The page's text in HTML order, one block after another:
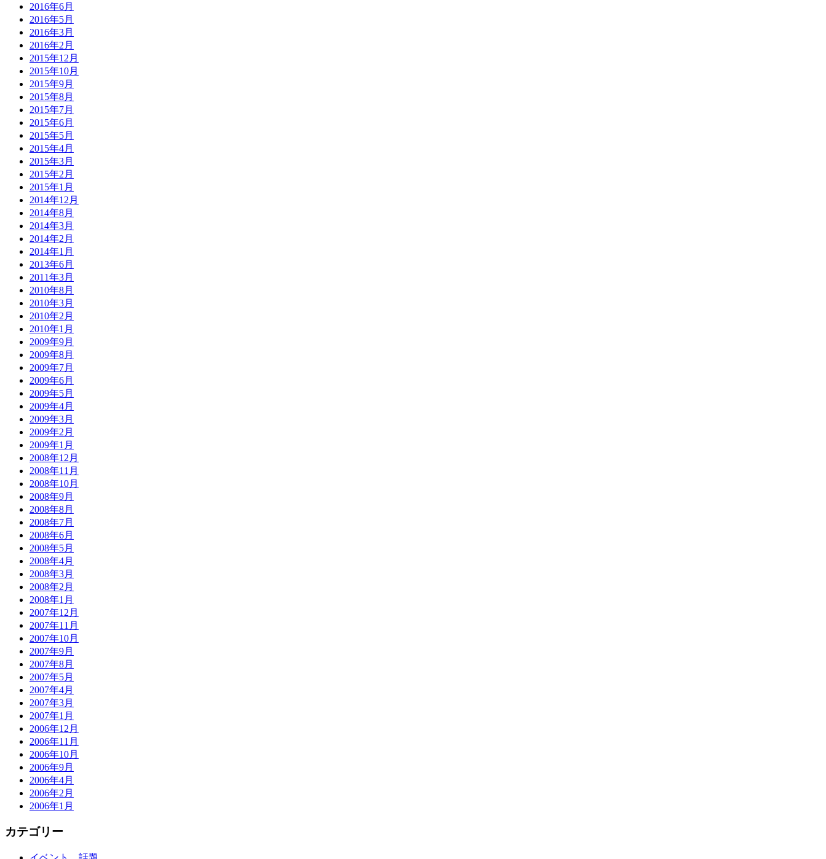
2016年6月
2016年5月
2016年3月
2016年2月
2015年12月
2015年10月
2015年9月
2015年8月
2015年7月
2015年6月
2015年5月
2015年4月
2015年3月
2015年2月
2015年1月
2014年12月
2014年8月
2014年3月
2014年2月
2014年1月
2013年6月
2011年3月
2010年8月
2010年3月
2010年2月
2010年1月
2009年9月
2009年8月
2009年7月
2009年6月
2009年5月
2009年4月
2009年3月
2009年2月
2009年1月
2008年12月
2008年11月
2008年10月
2008年9月
2008年8月
2008年7月
2008年6月
2008年5月
2008年4月
2008年3月
2008年2月
2008年1月
2007年12月
2007年11月
2007年10月
2007年9月
2007年8月
2007年5月
2007年4月
2007年3月
2007年1月
2006年12月
2006年11月
2006年10月
2006年9月
2006年4月
2006年2月
2006年1月
カテゴリー